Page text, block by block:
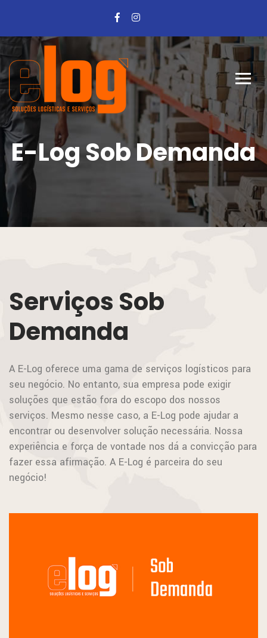
E-Log Sob Demanda
Serviços Sob
Demanda
A E-Log oferece uma gama de serviços logísticos para
seu negócio. No entanto, sua empresa pode exigir
soluções que estão fora do escopo dos nossos
serviços. Mesmo nesse caso, a E-Log pode ajudar a
encontrar ou desenvolver solução necessária. Nossa
experiência e força de vontade nos dá a convicção para
fazer essa afirmação. A E-Log é parceira do seu
negócio!